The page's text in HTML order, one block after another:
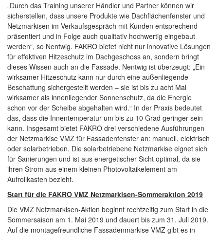
„Durch das Training unserer Händler und Partner können wir
sicherstellen, dass unsere Produkte wie Dachflächenfenster und
Netzmarkisen im Verkaufsgespräch mit Kunden entsprechend
präsentiert und in Folge auch qualitativ hochwertig eingebaut
werden“, so Nentwig. FAKRO bietet nicht nur innovative Lösungen
für effektiven Hitzeschutz im Dachgeschoss an, sondern bringt
dieses Wissen auch an die Fassade. Nentwig ist überzeugt: „Ein
wirksamer Hitzeschutz kann nur durch eine außenliegende
Beschattung sichergestellt werden – sie ist bis zu acht Mal
wirksamer als innenliegender Sonnenschutz, da die Energie
schon vor der Scheibe abgehalten wird.“ In der Praxis bedeutet
das, dass die Innentemperatur um bis zu 10 Grad geringer sein
kann. Insgesamt bietet FAKRO drei verschiedene Ausführungen
der Netzmarkise VMZ für Fassadenfenster an: manuell, elektrisch
oder solarbetrieben. Die solarbetriebene Netzmarkise eignet sich
für Sanierungen und ist aus energetischer Sicht optimal, da sie
ihren Strom aus einem kleinen Photovoltaikelement am
Aufrollkasten bezieht.
Start für die FAKRO VMZ Netzmarkisen-Sommeraktion 2019
Die VMZ Netzmarkisen-Aktion beginnt rechtzeitig zum Start in die
Sommersaison am 1. Mai 2019 und dauert bis zum 31. Juli 2019.
Auf die montagefreundliche Fassadenmarkise VMZ gibt es in